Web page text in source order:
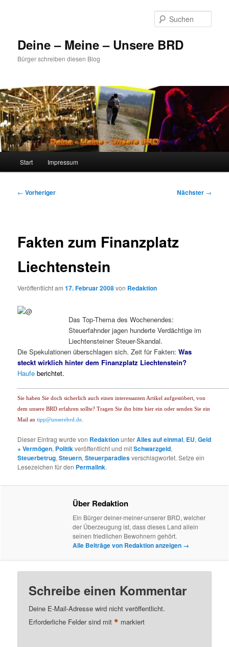
Deine – Meine – Unsere BRD
Bürger schreiben diesen Blog
Start Impressum
Beitragsnavigation
← Vorheriger Nächster →
Fakten zum Finanzplatz
Liechtenstein
Veröffentlicht am17. Februar 2008von Redaktion
Das Top-Thema des Wochenendes:
Steuerfahnder jagen hunderte Verdächtige im
Liechtensteiner Steuer-Skandal.
Die Spekulationen überschlagen sich. Zeit für Fakten:Was
steckt wirklich hinter dem Finanzplatz Liechtenstein?
Haufe berichtet.
Sie haben Sie doch sicherlich auch einen interessanten Artikel aufgestöbert, von
dem unsere BRD erfahren sollte? Tragen Sie ihn bitte hier ein oder senden Sie ein
Mail antipp@unserebrd.de
Dieser Eintrag wurde von RedaktionunterAlles auf einmal, EU,Geld
+ Vermögen, Politikveröffentlicht und mitSchwarzgeld,
Steuerbetrug,Steuern,Steuerparadiesverschlagwortet. Setze ein
Lesezeichen für den Permalink.
Über Redaktion
Ein Bürger deiner-meiner-unserer BRD, welcher
der Überzeugung ist, dass dieses Land allein
seinen friedlichen Bewohnern gehört.
Alle Beiträge von Redaktion anzeigen →
Schreibe einen Kommentar
Deine E-Mail-Adresse wird nicht veröffentlicht.
Erforderliche Felder sind mit* markiert